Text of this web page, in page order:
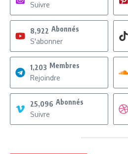
Suivre
8,922 Abonnés
S'abonner
1,203 Membres
Rejoindre
25,096 Abonnés
Suivre